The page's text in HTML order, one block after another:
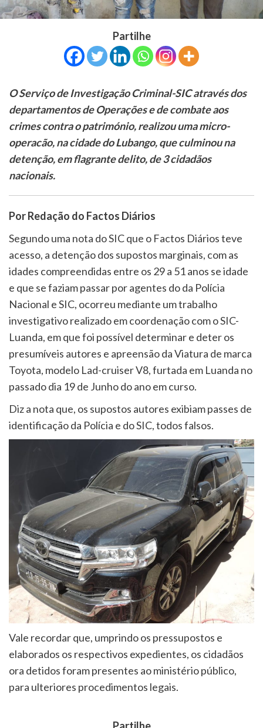
Partilhe
O Serviço de Investigação Criminal-SIC através dos
departamentos de Operações e de combate aos
crimes contra o património, realizou uma micro-
operacão, na cidade do Lubango, que culminou na
detenção, em flagrante delito, de 3 cidadãos
nacionais.
Por Redação do Factos Diários
Segundo uma nota do SIC que o Factos Diários teve
acesso, a detenção dos supostos marginais, com as
idades compreendidas entre os 29 a 51 anos se idade
e que se faziam passar por agentes do da Polícia
Nacional e SIC, ocorreu mediante um trabalho
investigativo realizado em coordenação com o SIC-
Luanda, em que foi possível determinar e deter os
presumíveis autores e apreensão da Viatura de marca
Toyota, modelo Lad-cruiser V8, furtada em Luanda no
passado dia 19 de Junho do ano em curso.
Diz a nota que, os supostos autores exibiam passes de
identificação da Polícia e do SIC, todos falsos.
Vale recordar que, umprindo os pressupostos e
elaborados os respectivos expedientes, os cidadãos
ora detidos foram presentes ao ministério público,
para ulteriores procedimentos legais.